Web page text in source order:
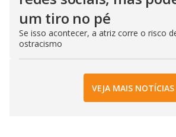
um tiro no pé
Se isso acontecer, a atriz corre o risco
ostracismo
VEJA MAIS NOTÍCIAS